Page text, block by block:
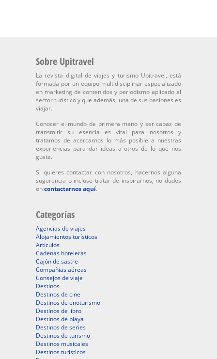
Sobre Upitravel
La revista digital de viajes y turismo Upitravel, está
formada por un equipo multidisciplinar especializado
en marketing de contenidos y periodismo aplicado al
sector turístico y que además, una de sus pasiones es
viajar.
Conocer el mundo de primera mano y ser capaz de
transmitir su esencia es vital para nosotros y
tratamos de acercarnos lo más posible a nuestras
experiencias para dar ideas a otros de lo que nos
gusta.
Si quieres contactar con nosotros, hacernos alguna
sugerencia o incluso tratar de inspirarnos, no dudes
encontactarnos aquí.
Categorías
Agencias de viajes
Alojamientos turísticos
Artículos
Cadenas hoteleras
Cajón de sastre
Compañías aéreas
Consejos de viaje
Destinos
Destinos de cine
Destinos de enoturismo
Destinos de libro
Destinos de playa
Destinos de series
Destinos de turismo
Destinos musicales
Destinos turísticos